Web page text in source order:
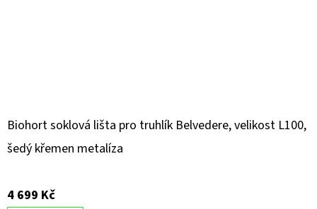
Biohort soklová lišta pro truhlík Belvedere, velikost L100,
šedý křemen metalíza
4 699 Kč